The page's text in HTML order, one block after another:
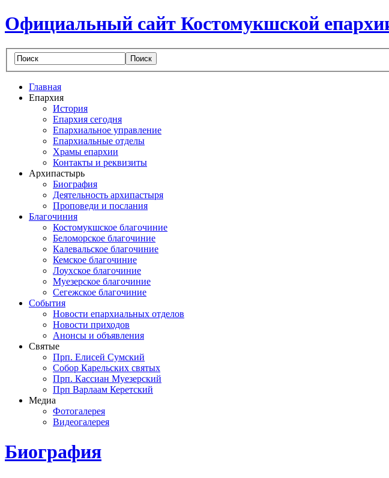
Официальный сайт Костомукшской
Главная
Епархия
История
Епархия сегодня
Епархиальное управление
Епархиальные отделы
Храмы епархии
Контакты и реквизиты
Архипастырь
Биография
Деятельность архипастыря
Проповеди и послания
Благочиния
Костомукшское благочиние
Беломорское благочиние
Калевальское благочиние
Кемское благочиние
Лоухское благочиние
Муезерское благочиние
Сегежское благочиние
События
Новости епархиальных отделов
Новости приходов
Анонсы и объявления
Святые
Прп. Елисей Сумский
Собор Карельских святых
Прп. Кассиан Муезерский
Прп Варлаам Керетский
Медиа
Фотогалерея
Видеогалерея
Биография